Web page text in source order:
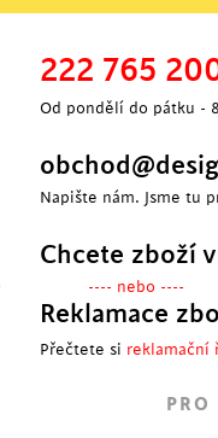
222 765
Od pondělí do pátku -
Napište nám. Jsme tu
Chcete zboží
---- nebo ----
Reklamace
Přečtete si reklamační